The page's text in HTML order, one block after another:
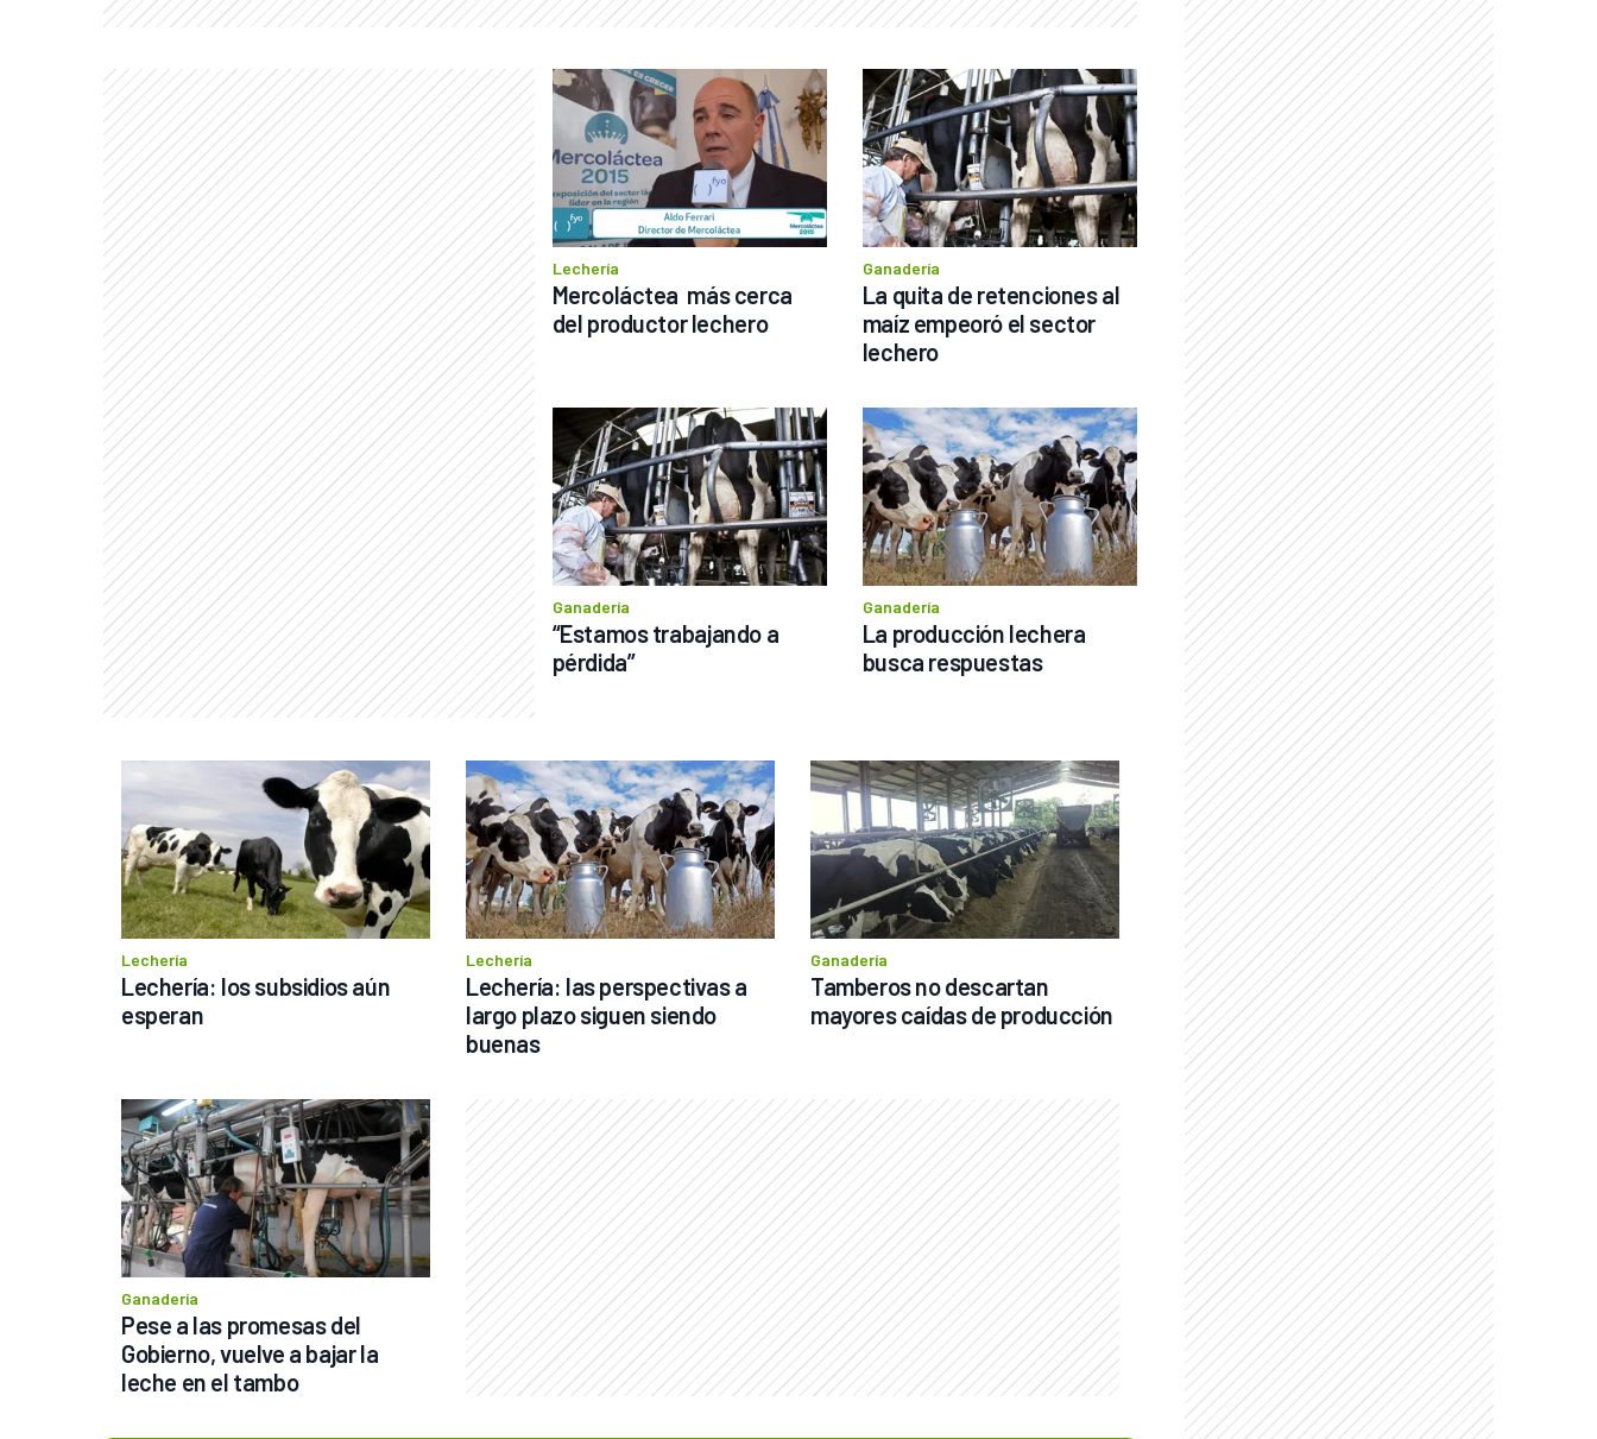
Lechería
Mercoláctea  más cerca
del productor lechero
Ganadería
La quita de retenciones al
maíz empeoró el sector
lechero
Ganadería
“Estamos trabajando a
pérdida”
Ganadería
La producción lechera
busca respuestas
Lechería
Lechería: los subsidios aún
esperan
Lechería
Lechería: las perspectivas a
largo plazo siguen siendo
buenas
Ganadería
Tamberos no descartan
mayores caídas de producción
Ganadería
Pese a las promesas del
Gobierno, vuelve a bajar la
leche en el tambo